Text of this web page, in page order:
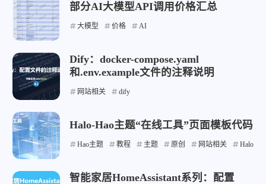
部分AI大模型API调用价格汇总
大模型 价格 AI
Dify：docker-compose.yaml
和.env.example文件的注释说明
网站相关 dify
Halo-Hao主题“在线工具”页面模板代码
Hao主题 教程 主题 原创 网站相关 Halo
智能家居HomeAssistant系列：配置